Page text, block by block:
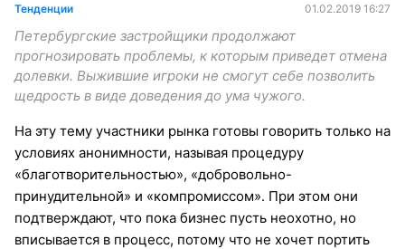
Тенденции 01.02.2019 16:27
Петербургские застройщики продолжают
прогнозировать проблемы, к которым приведет отмена
долевки. Выжившие игроки не смогут себе позволить
щедрость в виде доведения до ума чужого.
На эту тему участники рынка готовы говорить только на
условиях анонимности, называя процедуру
«благотворительностью», «добровольно-
принудительной» и «компромиссом». При этом они
подтверждают, что пока бизнес пусть неохотно, но
вписывается в процесс, потому что не хочет портить